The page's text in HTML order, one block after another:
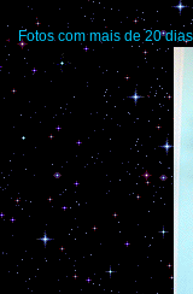
Fotos com mais de 20